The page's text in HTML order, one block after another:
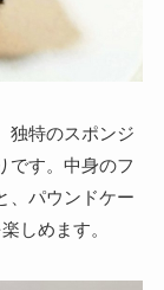
独特のスポンジ
す。 中身のフ
、パウンドケー
しめます。